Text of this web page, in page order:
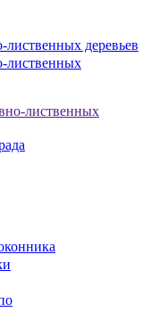
деревьев
лиственных
лиственных